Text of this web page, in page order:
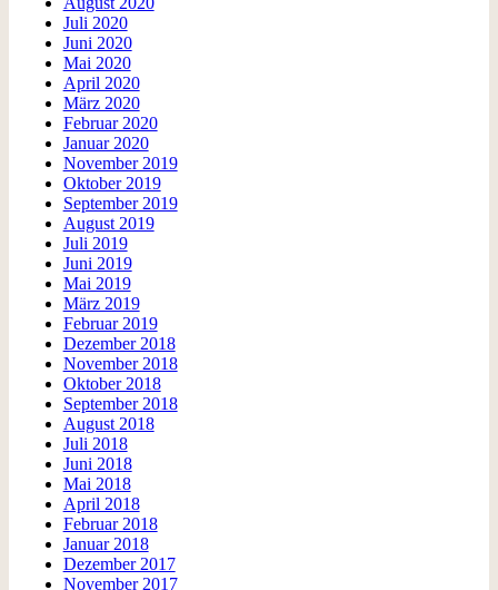
Juli 2020
Juni 2020
Mai 2020
April 2020
März 2020
Februar 2020
Januar 2020
November 2019
Oktober 2019
September 2019
August 2019
Juli 2019
Juni 2019
Mai 2019
März 2019
Februar 2019
Dezember 2018
November 2018
Oktober 2018
September 2018
August 2018
Juli 2018
Juni 2018
Mai 2018
April 2018
Februar 2018
Januar 2018
Dezember 2017
November 2017